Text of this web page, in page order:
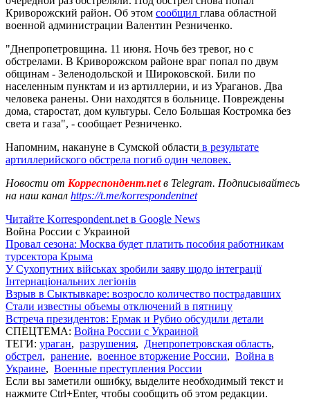
Криворожский район. Об этом сообщил глава областной
военной администрации Валентин Резниченко.
"Днепропетровщина. 11 июня. Ночь без тревог, но с
обстрелами. В Криворожском районе враг попал по двум
общинам - Зеленодольской и Широковской. Били по
населенным пунктам и из артиллерии, и из Ураганов. Два
человека ранены. Они находятся в больнице. Повреждены
дома, старостат, дом культуры. Село Большая Костромка без
света и газа", - сообщает Резниченко.
Напомним, накануне в Сумской области в результате
артиллерийского обстрела погиб один человек.
Новости от Корреспондент.netв Telegram. Подписывайтесь
на наш канал https://t.me/korrespondentnet
Читайте Korrespondent.net в Google News
Война России с Украиной
Провал сезона: Москва будет платить пособия работникам
турсектора Крыма
У Сухопутних військах зробили заяву щодо інтеграції
Інтернаціональних легіонів
Взрыв в Сыктывкаре: возросло количество пострадавших
Стали известны объемы отключений в пятницу
Встреча президентов: Ермак и Рубио обсудили детали
СПЕЦТЕМА: Война России с Украиной
ТЕГИ: ураган, разрушения, Днепропетровская область,
обстрел, ранение, военное вторжение России, Война в
Украине, Военные преступления России
Если вы заметили ошибку, выделите необходимый текст и
нажмите Ctrl+Enter, чтобы сообщить об этом редакции.